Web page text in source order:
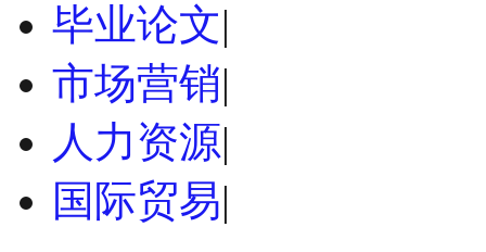
毕业论文|
市场营销|
人力资源|
国际贸易|